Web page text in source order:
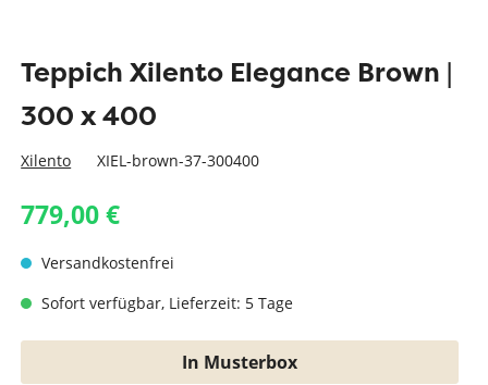
Teppich Xilento Elegance Brown |
300 x 400
Xilento XIEL-brown-37-300400
779,00 €
Versandkostenfrei
Sofort verfügbar, Lieferzeit: 5 Tage
In Musterbox